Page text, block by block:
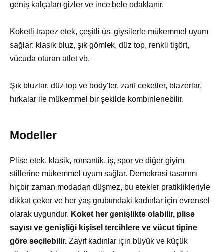
geniş kalçaları gizler ve ince bele odaklanır.
Koketli trapez etek, çeşitli üst giysilerle mükemmel uyum
sağlar: klasik bluz, şık gömlek, düz top, renkli tişört,
vücuda oturan atlet vb.
Şık bluzlar, düz top ve body’ler, zarif ceketler, blazerlar,
hırkalar ile mükemmel bir şekilde kombinlenebilir.
Modeller
Plise etek, klasik, romantik, iş, spor ve diğer giyim
stillerine mükemmel uyum sağlar. Demokrasi tasarımı
hiçbir zaman modadan düşmez, bu etekler pratiklikleriyle
dikkat çeker ve her yaş grubundaki kadınlar için evrensel
olarak uygundur. Koket her genişlikte olabilir, plise
sayısı ve genişliği kişisel tercihlere ve vücut tipine
göre seçilebilir. Zayıf kadınlar için büyük ve küçük